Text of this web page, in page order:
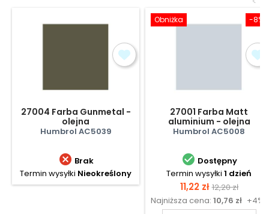
27004 Farba Gunmetal -
olejna
Humbrol AC5039
 Brak
Termin wysyłki Nieokreślony
-8%
Obniżka
27001 Farba Matt
aluminium - olejna
Humbrol AC5008
 Dostępny
Termin wysyłki 1 dzień
Cena
11,22 zł Cena
podstawowa
12,20 zł
Najniższa cena: 10,76 zł +4%